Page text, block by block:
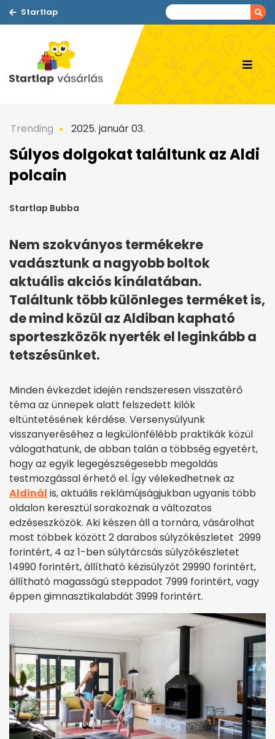
Startlap
Trending 2025. január 03.
Súlyos dolgokat találtunk az Aldi
polcain
Startlap Bubba
Nem szokványos termékekre
vadásztunk a nagyobb boltok
aktuális akciós kínálatában.
Találtunk több különleges terméket is,
de mind közül az Aldiban kapható
sporteszközök nyerték el leginkább a
tetszésünket.
Minden évkezdet idején rendszeresen visszatérő
téma az ünnepek alatt felszedett kilók
eltüntetésének kérdése. Versenysúlyunk
visszanyeréséhez a legkülönfélébb praktikák közül
válogathatunk, de abban talán a többség egyetért,
hogy az egyik legegészségesebb megoldás
testmozgással érhető el. Így vélekedhetnek az
Aldinál is, aktuális reklámújságjukban ugyanis több
oldalon keresztül sorakoznak a változatos
edzéseszközök. Aki készen áll a tornára, vásárolhat
most többek között 2 darabos súlyzókészletet 2999
forintért, 4 az 1-ben súlytárcsás súlyzókészletet
14990 forintért, állítható kézisúlyzót 29990 forintért,
állítható magasságú steppadot 7999 forintért, vagy
éppen gimnasztikalabdát 3999 forintért.